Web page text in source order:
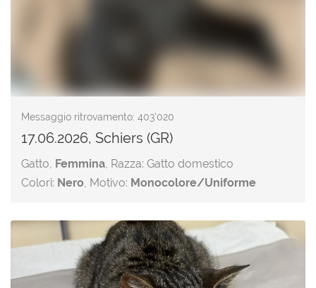
Messaggio ritrovamento: 403'020
17.06.2026, Schiers (GR)
Gatto, Femmina, Razza: Gatto domestico
Colori: Nero, Motivo: Monocolore/Uniforme